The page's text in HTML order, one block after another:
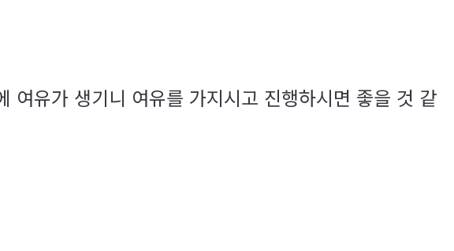
여유가 생기니 여유를 가지시고 진행하시면 좋을 것 같